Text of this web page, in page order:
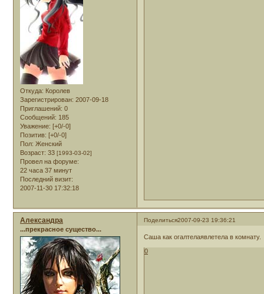
Откуда: Королев
Зарегистрирован: 2007-09-18
Приглашений: 0
Сообщений: 185
Уважение: [+0/-0]
Позитив: [+0/-0]
Пол: Женский
Возраст: 33 [1993-03-02]
Провел на форуме:
22 часа 37 минут
Последний визит:
2007-11-30 17:32:18
Поделиться2007-09-23 19:36:21
Александра
...прекрасное существо...
Саша как огалтелаявлетела в комнату.
0